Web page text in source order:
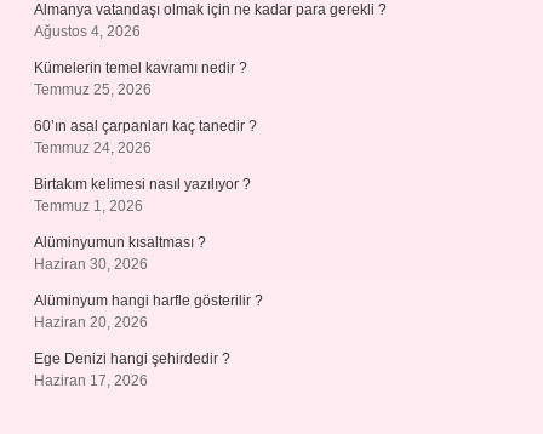
Almanya vatandaşı olmak için ne kadar para gerekli ?
Ağustos 4, 2026
Kümelerin temel kavramı nedir ?
Temmuz 25, 2026
60’ın asal çarpanları kaç tanedir ?
Temmuz 24, 2026
Birtakım kelimesi nasıl yazılıyor ?
Temmuz 1, 2026
Alüminyumun kısaltması ?
Haziran 30, 2026
Alüminyum hangi harfle gösterilir ?
Haziran 20, 2026
Ege Denizi hangi şehirdedir ?
Haziran 17, 2026